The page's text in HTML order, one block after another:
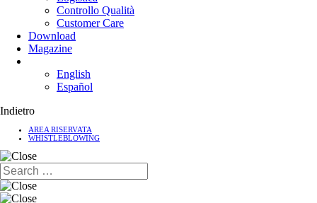
Controllo Qualità
Customer Care
Download
Magazine
English
Español
Indietro
AREA RISERVATA
WHISTLEBLOWING